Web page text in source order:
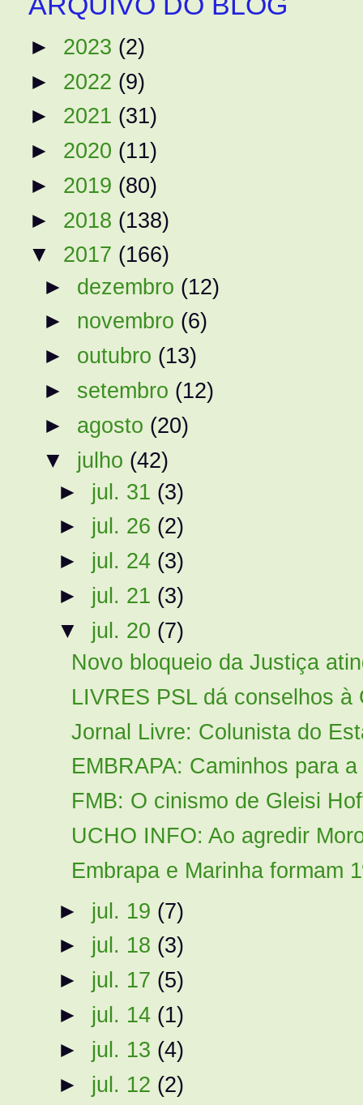
► 2023 (2)
► 2022 (9)
► 2021 (31)
► 2020 (11)
► 2019 (80)
► 2018 (138)
▼ 2017 (166)
► dezembro (12)
► novembro (6)
► outubro (13)
► setembro (12)
► agosto (20)
▼ julho (42)
► jul. 31 (3)
► jul. 26 (2)
► jul. 24 (3)
► jul. 21 (3)
▼ jul. 20 (7)
Novo bloqueio da Justiça
LIVRES PSL dá conselhos à
Jornal Livre: Colunista do
EMBRAPA: Caminhos para
FMB: O cinismo de Gleisi
UCHO INFO: Ao agredir
Embrapa e Marinha formam
► jul. 19 (7)
► jul. 18 (3)
► jul. 17 (5)
► jul. 14 (1)
► jul. 13 (4)
► jul. 12 (2)